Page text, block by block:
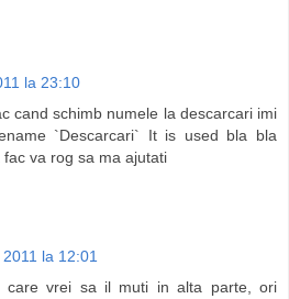
la 23:10
cand schimb numele la descarcari imi
`Descarcari` It is used bla bla
va rog sa ma ajutati
la 12:01
care vrei sa il muti in alta parte, ori